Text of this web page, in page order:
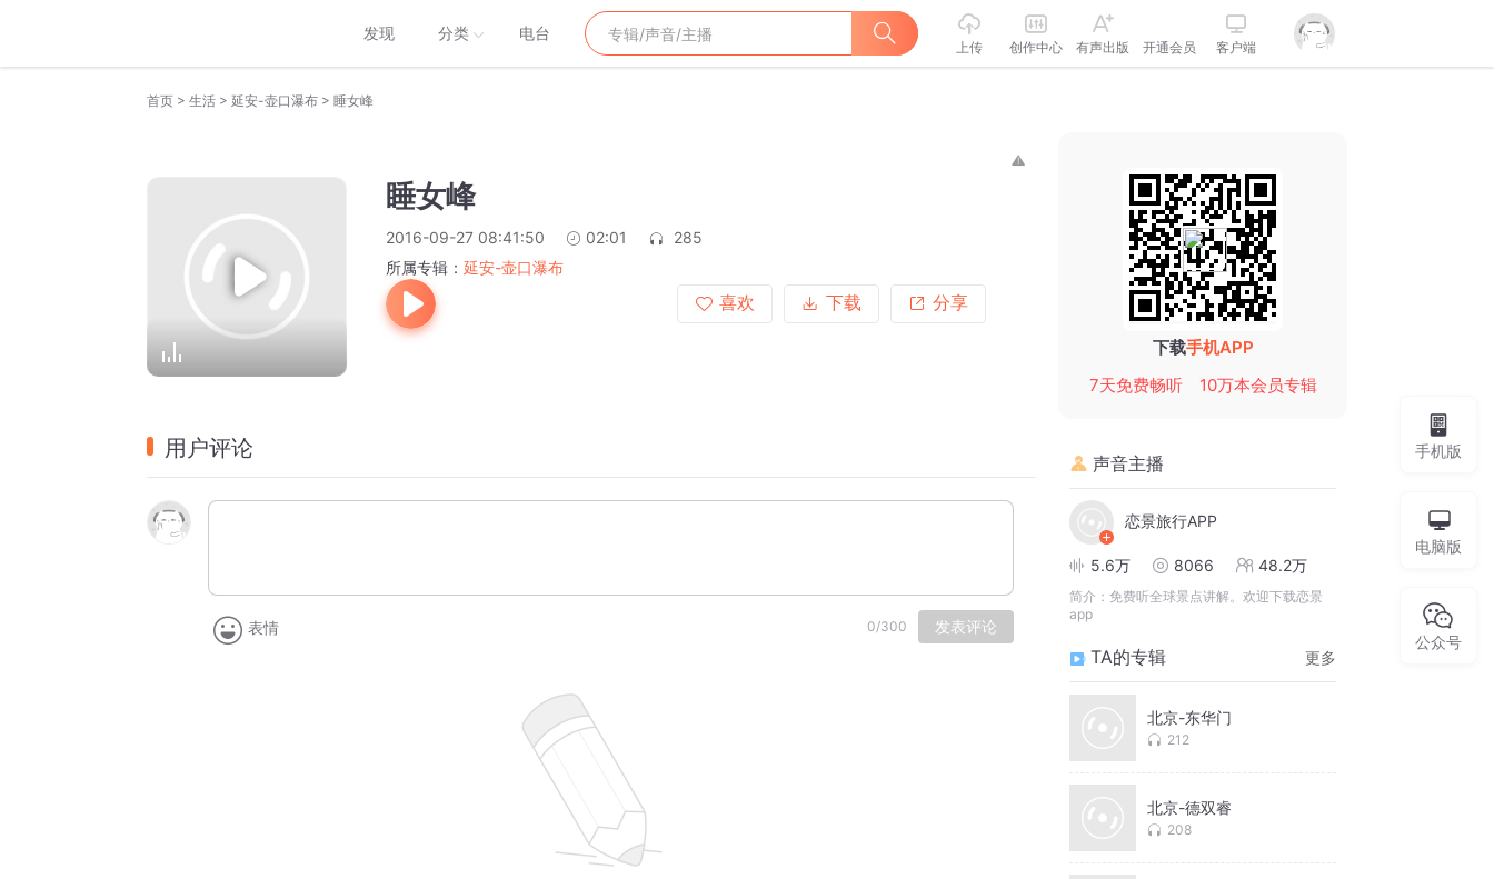
发现 分类 电台
上传 创作中心 有声出版 开通会员 客户端
首页 > 生活 > 延安-壶口瀑布 > 睡女峰
睡女峰
2016-09-27 08:41:50 02:01
285
所属专辑： 延安-壶口瀑布
喜欢
下载 分享
用户评论
表情 0/300 发表评论
下载手机APP
7天免费畅听
10万本会员专辑
声音主播
恋景旅行APP
5.6万 8066 48.2万
简介： 免费听全球景点讲解。欢迎下载恋景
app
TA的专辑 更多
北京-东华门
212
北京-德双睿
208
手机版
电脑版
公众号